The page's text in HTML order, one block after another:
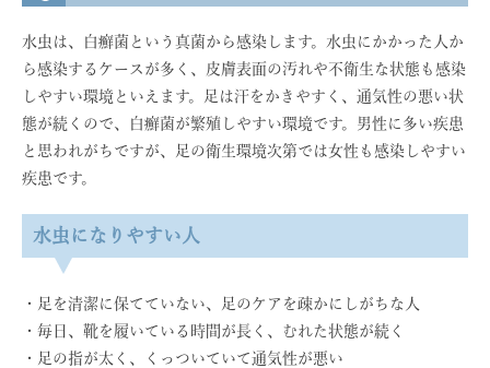
水虫は、白癬菌という真菌から感染します。水虫にかかった人か
ら感染するケースが多く、皮膚表面の汚れや不衛生な状態も感染
しやすい環境といえます。足は汗をかきやすく、通気性の悪い状
態が続くので、白癬菌が繁殖しやすい環境です。男性に多い疾患
と思われがちですが、足の衛生環境次第では女性も感染しやすい
疾患です。
水虫になりやすい人
・足を清潔に保てていない、足のケアを疎かにしがちな人
・毎日、靴を履いている時間が長く、むれた状態が続く
・足の指が太く、くっついていて通気性が悪い